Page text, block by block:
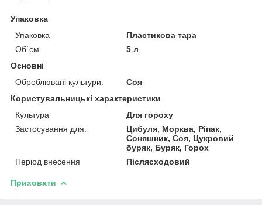
Упаковка
Упаковка
Пластикова тара
Об`єм
5 л
Основні
Оброблювані культури.
Соя
Користувальницькі характеристики
Культура
Для гороху
Застосування для:
Цибуля, Морква, Ріпак,
Соняшник, Соя, Цукровий
буряк, Буряк, Горох
Період внесення
Післясходовий
Приховати